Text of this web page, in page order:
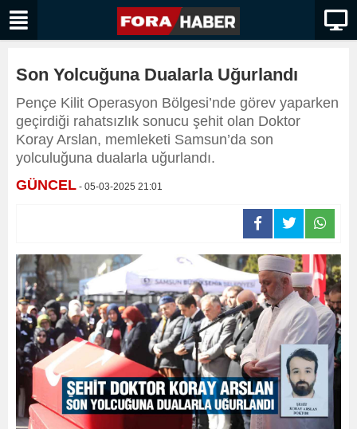
Son Yolcuğuna Dualarla Uğurlandı
Pençe Kilit Operasyon Bölgesi’nde görev yaparken
geçirdiği rahatsızlık sonucu şehit olan Doktor
Koray Arslan, memleketi Samsun’da son
yolculuğuna dualarla uğurlandı.
GÜNCEL - 05-03-2025 21:01